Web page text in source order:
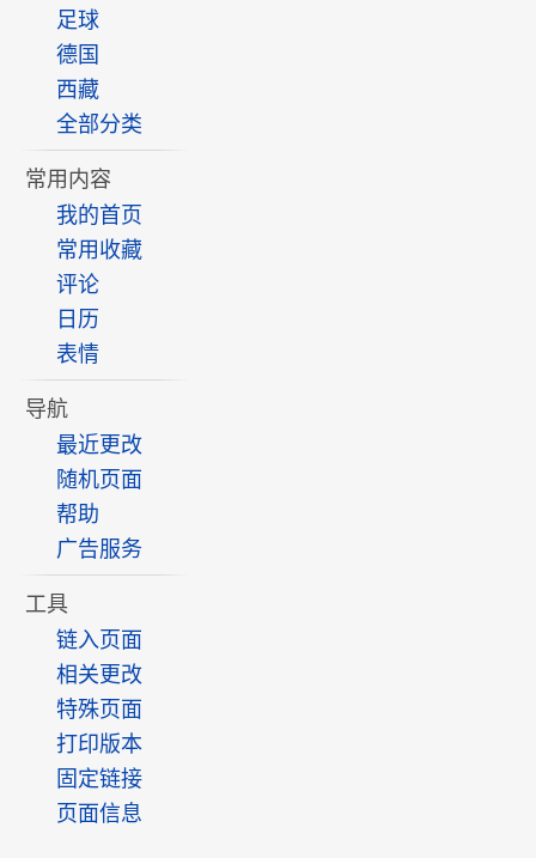
足球
德国
西藏
全部分类
常用内容
我的首页
常用收藏
评论
日历
表情
导航
最近更改
随机页面
帮助
广告服务
工具
链入页面
相关更改
特殊页面
打印版本
固定链接
页面信息